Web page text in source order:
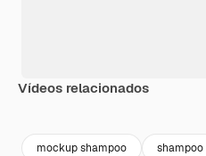
Vídeos relacionados
mockup shampoo shampoo